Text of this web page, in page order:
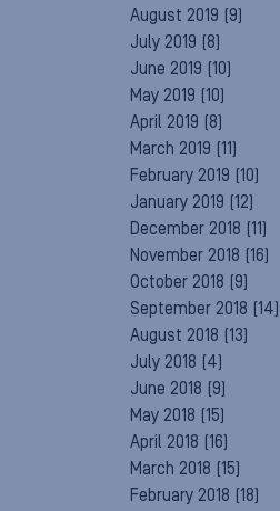
August 2019 (9)
July 2019 (8)
June 2019 (10)
May 2019 (10)
April 2019 (8)
March 2019 (11)
February 2019 (10)
January 2019 (12)
December 2018 (11)
November 2018 (16)
October 2018 (9)
September 2018 (14)
August 2018 (13)
July 2018 (4)
June 2018 (9)
May 2018 (15)
April 2018 (16)
March 2018 (15)
February 2018 (18)